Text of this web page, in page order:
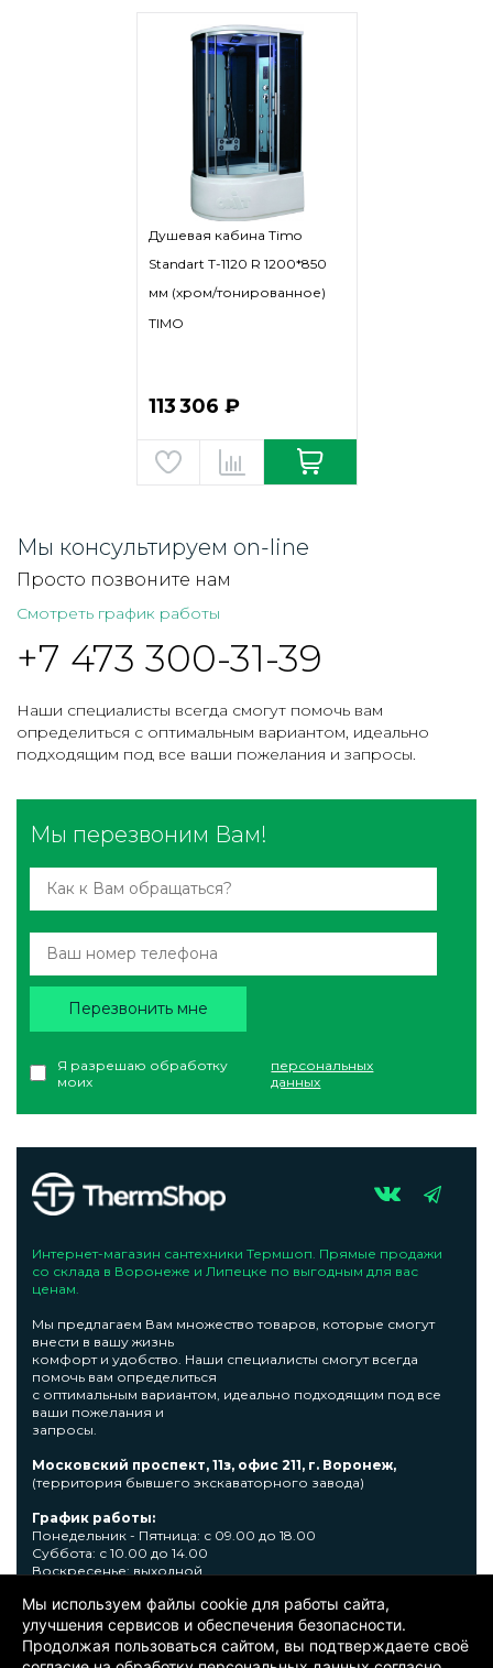
Душевая кабина Timo
Standart T-1120 R 1200*850
мм (хром/тонированное)
TIMO
113 306 ₽
Мы консультируем on-line
Просто позвоните нам
Смотреть график работы
+7 473 300-31-39
Наши специалисты всегда смогут помочь вам
определиться с оптимальным вариантом, идеально
подходящим под все ваши пожелания и запросы.
Мы перезвоним Вам!
Я разрешаю обработку
моих
персональных
данных
Перезвонить мне
Интернет-магазин сантехники Термшоп. Прямые продажи
со склада в Воронеже и Липецке по выгодным для вас
ценам.
Мы предлагаем Вам множество товаров, которые смогут
внести в вашу жизнь
комфорт и удобство. Наши специалисты смогут всегда
помочь вам определиться
с оптимальным вариантом, идеально подходящим под все
ваши пожелания и
запросы.
Московский проспект, 11з, офис 211, г. Воронеж,
(территория бывшего экскаваторного завода)
График работы:
Понедельник - Пятница: с 09.00 до 18.00
Суббота: с 10.00 до 14.00
Воскресенье: выходной
Узнать подробную информациювы сможете по телефону +7
473 300-31-39 или E-mail: sale@thermshop.ru
© 2024. ООО «Термшоп». Все права защищены.
Политика
Мы используем файлы cookie для работы сайта,
улучшения сервисов и обеспечения безопасности.
Продолжая пользоваться сайтом, вы подтверждаете своё